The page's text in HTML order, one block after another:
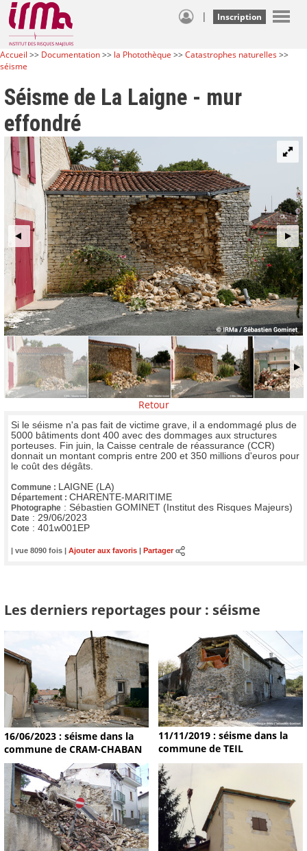
| Inscription
Accueil >> Documentation>> la Photothèque >>Catastrophes naturelles>>
séisme
Séisme de La Laigne - mur
effondré
Retour
Si le séisme n'a pas fait de victime grave, il a endommagé plus de
5000 bâtiments dont 400 avec des dommages aux structures
porteuses. Fin juin, la Caisse centrale de réassurance (CCR)
donnait un montant compris entre 200 et 350 millions d'euros pour
le coût des dégâts.
Commune : LAIGNE (LA)
Département : CHARENTE-MARITIME
Photographe : Sébastien GOMINET (Institut des Risques Majeurs)
Date : 29/06/2023
Cote : 401w001EP
| vue 8090 fois | Ajouter aux favoris Partager
Les derniers reportages pour : séisme
16/06/2023 : séisme dans la
commune de CRAM-CHABAN
11/11/2019 : séisme dans la
commune de TEIL